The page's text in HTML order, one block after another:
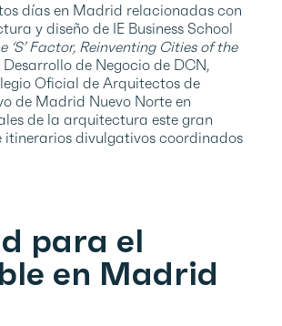
días en Madrid relacionadas con
y diseño de IE Business School
‘S’ Factor, Reinventing Cities of the
de Negocio de DCN,
Oficial de Arquitectos de
de Madrid Nuevo Norte en
de la arquitectura este gran
itinerarios divulgativos coordinados
para el
en Madrid